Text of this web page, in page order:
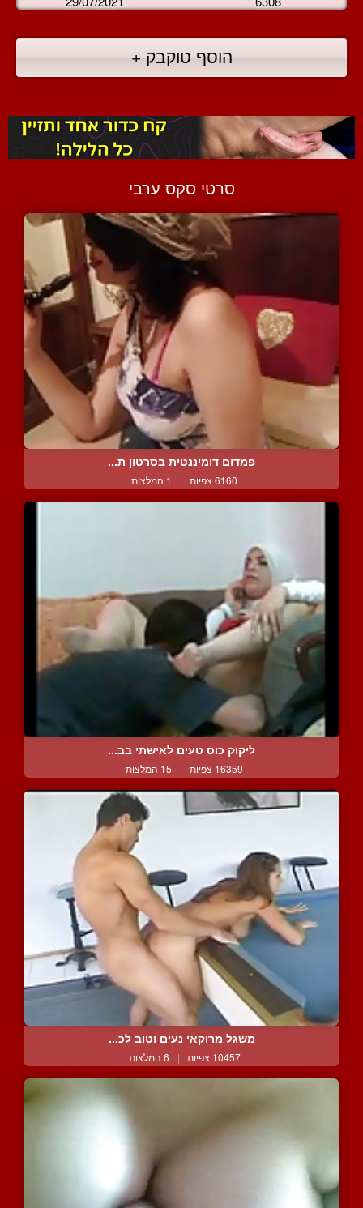
הוסף טוקבק +
סרטי סקס ערבי
פמדום דומיננטית בסרטון ת...
6160 צפיות | 1 המלצות
ליקוק כוס טעים לאישתי בב...
16359 צפיות | 15 המלצות
משגל מרוקאי נעים וטוב לכ...
10457 צפיות | 6 המלצות